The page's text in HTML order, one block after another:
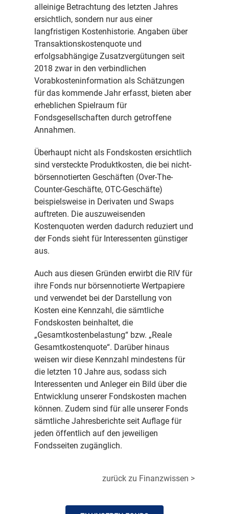
alleinige Betrachtung des letzten Jahres
ersichtlich, sondern nur aus einer
langfristigen Kostenhistorie. Angaben über
Transaktionskostenquote und
erfolgsabhängige Zusatzvergütungen seit
2018 zwar in den verbindlichen
Vorabkosteninformation als Schätzungen
für das kommende Jahr erfasst, bieten aber
erheblichen Spielraum für
Fondsgesellschaften durch getroffene
Annahmen.
Überhaupt nicht als Fondskosten ersichtlich
sind versteckte Produktkosten, die bei nicht-
börsennotierten Geschäften (Over-The-
Counter-Geschäfte, OTC-Geschäfte)
beispielsweise in Derivaten und Swaps
auftreten. Die auszuweisenden
Kostenquoten werden dadurch reduziert und
der Fonds sieht für Interessenten günstiger
aus.
Auch aus diesen Gründen erwirbt die RIV für
ihre Fonds nur börsennotierte Wertpapiere
und verwendet bei der Darstellung von
Kosten eine Kennzahl, die sämtliche
Fondskosten beinhaltet, die
„Gesamtkostenbelastung“ bzw. „Reale
Gesamtkostenquote“. Darüber hinaus
weisen wir diese Kennzahl mindestens für
die letzten 10 Jahre aus, sodass sich
Interessenten und Anleger ein Bild über die
Entwicklung unserer Fondskosten machen
können. Zudem sind für alle unserer Fonds
sämtliche Jahresberichte seit Auflage für
jeden öffentlich auf den jeweiligen
Fondsseiten zugänglich.
zurück zu Finanzwissen >